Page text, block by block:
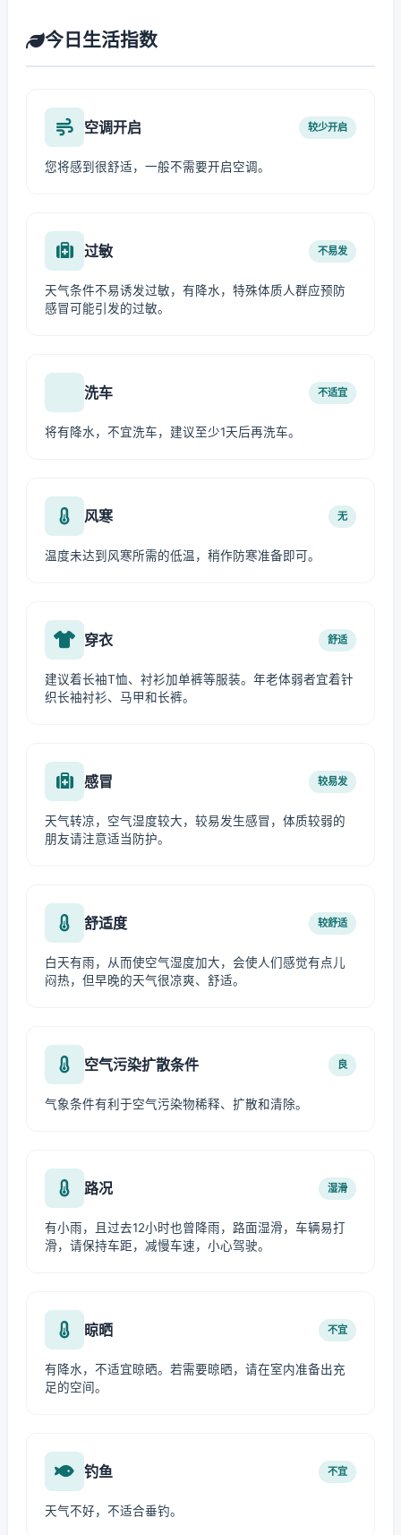
今日生活指数
空调开启 较少开启
您将感到很舒适，一般不需要开启空调。
过敏 不易发
天气条件不易诱发过敏，有降水，特殊体质人群应预防
感冒可能引发的过敏。
洗车 不适宜
将有降水，不宜洗车，建议至少1天后再洗车。
风寒 无
温度未达到风寒所需的低温，稍作防寒准备即可。
穿衣 舒适
建议着长袖T恤、衬衫加单裤等服装。年老体弱者宜着针
织长袖衬衫、马甲和长裤。
感冒 较易发
天气转凉，空气湿度较大，较易发生感冒，体质较弱的
朋友请注意适当防护。
舒适度 较舒适
白天有雨，从而使空气湿度加大，会使人们感觉有点儿
闷热，但早晚的天气很凉爽、舒适。
空气污染扩散条件 良
气象条件有利于空气污染物稀释、扩散和清除。
路况 湿滑
有小雨，且过去12小时也曾降雨，路面湿滑，车辆易打
滑，请保持车距，减慢车速，小心驾驶。
晾晒 不宜
有降水，不适宜晾晒。若需要晾晒，请在室内准备出充
足的空间。
钓鱼 不宜
天气不好，不适合垂钓。